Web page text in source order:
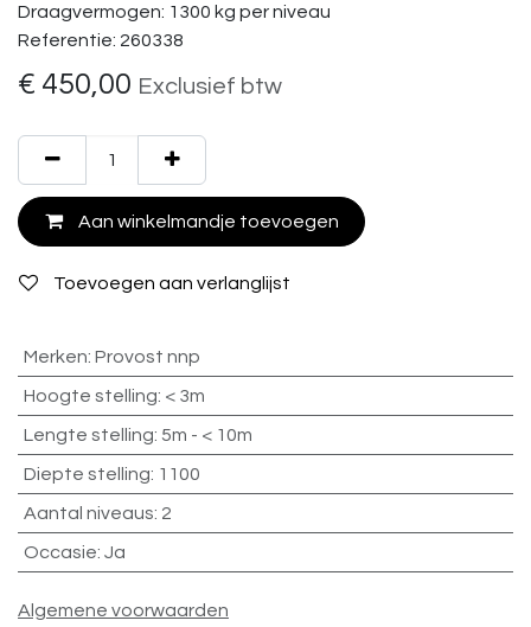
Draagvermogen: 1300 kg per niveau
Referentie: 260338
€ 450,00 Exclusief btw
Aan winkelmandje toevoegen
Toevoegen aan verlanglijst
Merken: Provost nnp
Hoogte stelling: < 3m
Lengte stelling: 5m - < 10m
Diepte stelling: 1100
Aantal niveaus: 2
Occasie: Ja
Algemene voorwaarden